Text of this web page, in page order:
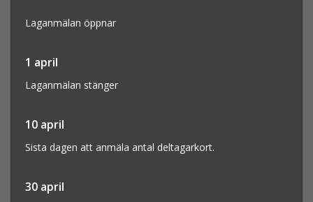
Laganmälan öppnar
1 april
Laganmälan stänger
10 april
Sista dagen att anmäla antal deltagarkort.
30 april